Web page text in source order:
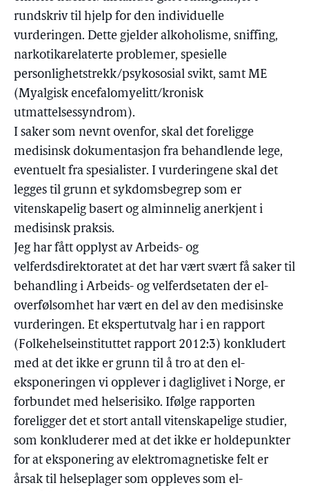
rundskriv til hjelp for den individuelle
vurderingen. Dette gjelder alkoholisme, sniffing,
narkotikarelaterte problemer, spesielle
personlighetstrekk/psykososial svikt, samt ME
(Myalgisk encefalomyelitt/kronisk
utmattelsessyndrom).
I saker som nevnt ovenfor, skal det foreligge
medisinsk dokumentasjon fra behandlende lege,
eventuelt fra spesialister. I vurderingene skal det
legges til grunn et sykdomsbegrep som er
vitenskapelig basert og alminnelig anerkjent i
medisinsk praksis.
Jeg har fått opplyst av Arbeids- og
velferdsdirektoratet at det har vært svært få saker til
behandling i Arbeids- og velferdsetaten der el-
overfølsomhet har vært en del av den medisinske
vurderingen. Et ekspertutvalg har i en rapport
(Folkehelseinstituttet rapport 2012:3) konkludert
med at det ikke er grunn til å tro at den el-
eksponeringen vi opplever i dagliglivet i Norge, er
forbundet med helserisiko. Ifølge rapporten
foreligger det et stort antall vitenskapelige studier,
som konkluderer med at det ikke er holdepunkter
for at eksponering av elektromagnetiske felt er
årsak til helseplager som oppleves som el-